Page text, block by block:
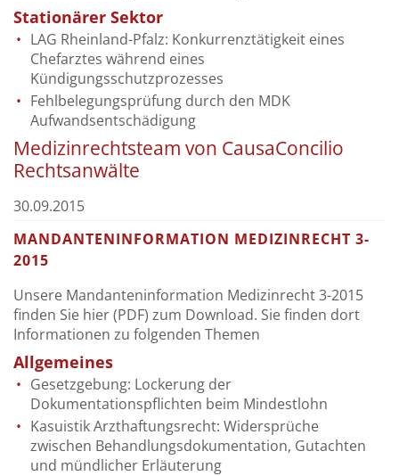
Stationärer Sektor
LAG Rheinland-Pfalz: Konkurrenztätigkeit eines
Chefarztes während eines
Kündigungsschutzprozesses
Fehlbelegungsprüfung durch den MDK
Aufwandsentschädigung
Medizinrechtsteam von CausaConcilio
Rechtsanwälte
30.09.2015
MANDANTENINFORMATION MEDIZINRECHT 3-
2015
Unsere Mandanteninformation Medizinrecht 3-2015
finden Sie hier (PDF) zum Download. Sie finden dort
Informationen zu folgenden Themen
Allgemeines
Gesetzgebung: Lockerung der
Dokumentationspflichten beim Mindestlohn
Kasuistik Arzthaftungsrecht: Widersprüche
zwischen Behandlungsdokumentation, Gutachten
und mündlicher Erläuterung